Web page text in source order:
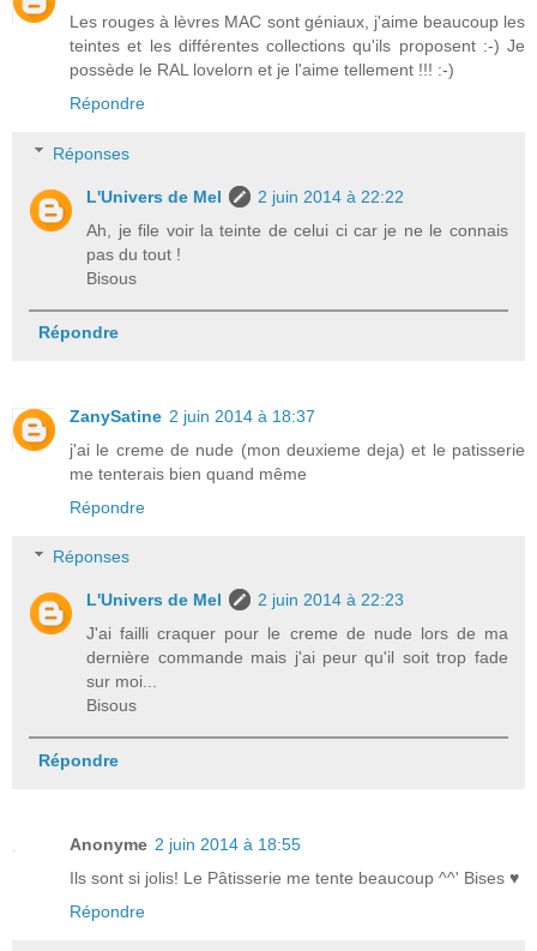
Les rouges à lèvres MAC sont géniaux, j'aime beaucoup les
teintes et les différentes collections qu'ils proposent :-) Je
possède le RAL lovelorn et je l'aime tellement !!! :-)
Répondre
Réponses
L'Univers de Mel
2 juin 2014 à 22:22
Ah, je file voir la teinte de celui ci car je ne le connais
pas du tout !
Bisous
Répondre
ZanySatine 2 juin 2014 à 18:37
j'ai le creme de nude (mon deuxieme deja) et le patisserie
me tenterais bien quand même
Répondre
Réponses
L'Univers de Mel
2 juin 2014 à 22:23
J'ai failli craquer pour le creme de nude lors de ma
dernière commande mais j'ai peur qu'il soit trop fade
sur moi...
Bisous
Répondre
Anonyme 2 juin 2014 à 18:55
Ils sont si jolis! Le Pâtisserie me tente beaucoup ^^' Bises ♥
Répondre